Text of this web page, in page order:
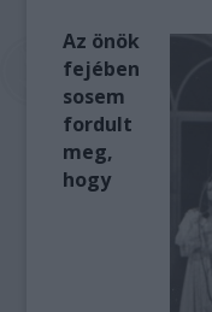
Az önök
fejében
sosem
fordult
meg,
hogy